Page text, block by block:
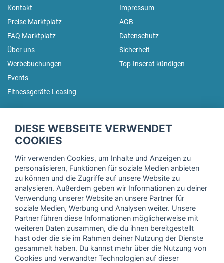
Kontakt
Preise Marktplatz
FAQ Marktplatz
Über uns
Werbebuchungen
Events
Fitnessgeräte-Leasing
Impressum
AGB
Datenschutz
Sicherheit
Top-Inserat kündigen
Trage dich hier für unseren Newsletter ein und erhalte regelmäßig
Ich stimme der Verarbeitung meiner Daten, wie in der
Einwilligungserklärungder fitnessmarkt.de services GmbH
beschrieben, zu und bestätige, dass ich das 16. Lebensjahr
vollendet habe. Ich kann diese Einwilligung jederzeit mit
Wirkung für die Zukunft widerrufen. Weitere Informationen
finden Sie in unsererDatenschutzerklärung.
DIESE WEBSEITE VERWENDET
COOKIES
Wir verwenden Cookies, um Inhalte und Anzeigen zu
personalisieren, Funktionen für soziale Medien anbieten
zu können und die Zugriffe auf unsere Website zu
analysieren. Außerdem geben wir Informationen zu deiner
Verwendung unserer Website an unsere Partner für
soziale Medien, Werbung und Analysen weiter. Unsere
Partner führen diese Informationen möglicherweise mit
weiteren Daten zusammen, die du ihnen bereitgestellt
hast oder die sie im Rahmen deiner Nutzung der Dienste
gesammelt haben. Du kannst mehr über die Nutzung von
Cookies und verwandter Technologien auf dieser